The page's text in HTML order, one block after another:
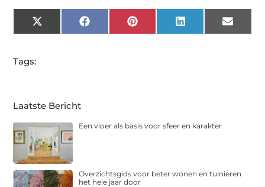
X
(Twitter)
FacebookPinterest LinkedIn Email
Tags:
Laatste Bericht
Een vloer als basis voor sfeer en karakter
Overzichtsgids voor beter wonen en tuinieren
het hele jaar door